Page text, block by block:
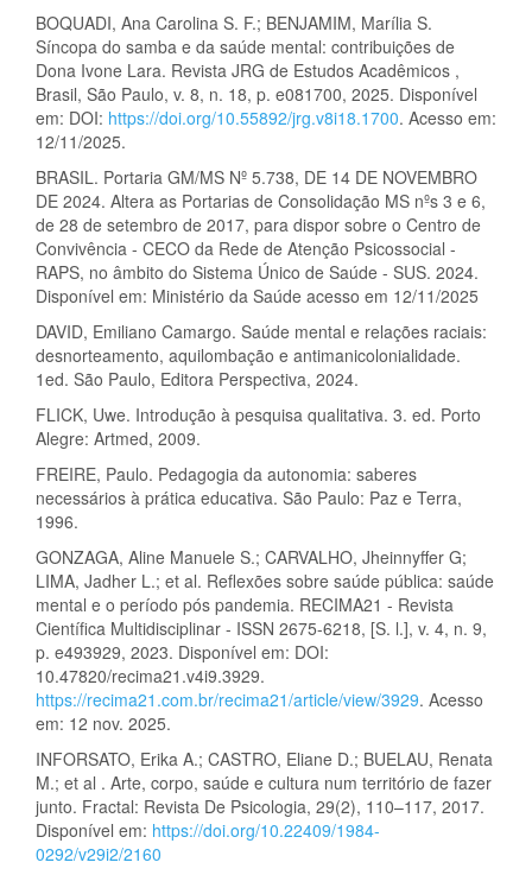
BOQUADI, Ana Carolina S. F.; BENJAMIM, Marília S.
Síncopa do samba e da saúde mental: contribuições de
Dona Ivone Lara. Revista JRG de Estudos Acadêmicos ,
Brasil, São Paulo, v. 8, n. 18, p. e081700, 2025. Disponível
em: DOI: https://doi.org/10.55892/jrg.v8i18.1700. Acesso em:
12/11/2025.
BRASIL. Portaria GM/MS Nº 5.738, DE 14 DE NOVEMBRO
DE 2024. Altera as Portarias de Consolidação MS nºs 3 e 6,
de 28 de setembro de 2017, para dispor sobre o Centro de
Convivência - CECO da Rede de Atenção Psicossocial -
RAPS, no âmbito do Sistema Único de Saúde - SUS. 2024.
Disponível em: Ministério da Saúde acesso em 12/11/2025
DAVID, Emiliano Camargo. Saúde mental e relações raciais:
desnorteamento, aquilombação e antimanicolonialidade.
1ed. São Paulo, Editora Perspectiva, 2024.
FLICK, Uwe. Introdução à pesquisa qualitativa. 3. ed. Porto
Alegre: Artmed, 2009.
FREIRE, Paulo. Pedagogia da autonomia: saberes
necessários à prática educativa. São Paulo: Paz e Terra,
1996.
GONZAGA, Aline Manuele S.; CARVALHO, Jheinnyffer G;
LIMA, Jadher L.; et al. Reflexões sobre saúde pública: saúde
mental e o período pós pandemia. RECIMA21 - Revista
Científica Multidisciplinar - ISSN 2675-6218, [S. l.], v. 4, n. 9,
p. e493929, 2023. Disponível em: DOI:
10.47820/recima21.v4i9.3929.
https://recima21.com.br/recima21/article/view/3929. Acesso
em: 12 nov. 2025.
INFORSATO, Erika A.; CASTRO, Eliane D.; BUELAU, Renata
M.; et al . Arte, corpo, saúde e cultura num território de fazer
junto. Fractal: Revista De Psicologia, 29(2), 110–117, 2017.
Disponível em: https://doi.org/10.22409/1984-
0292/v29i2/2160